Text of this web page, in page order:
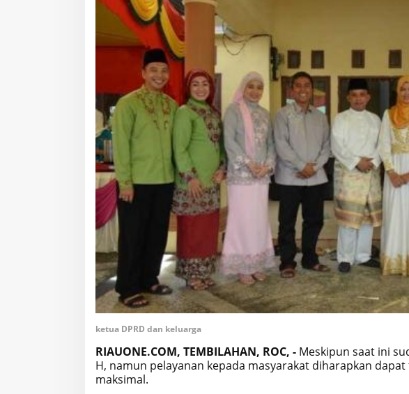
ketua DPRD dan keluarga
RIAUONE.COM, TEMBILAHAN, ROC, - Meskipun saat ini
H, namun pelayanan kepada masyarakat diharapkan
maksimal.